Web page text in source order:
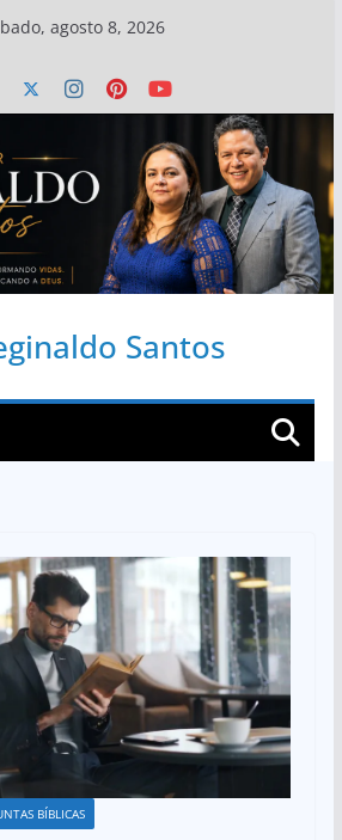
agosto 8, 2026
Santos
BÍBLICAS